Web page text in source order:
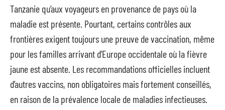
Tanzanie qu’aux voyageurs en provenance de pays où la
maladie est présente. Pourtant, certains contrôles aux
frontières exigent toujours une preuve de vaccination, même
pour les familles arrivant d’Europe occidentale où la fièvre
jaune est absente. Les recommandations officielles incluent
d’autres vaccins, non obligatoires mais fortement conseillés,
en raison de la prévalence locale de maladies infectieuses.